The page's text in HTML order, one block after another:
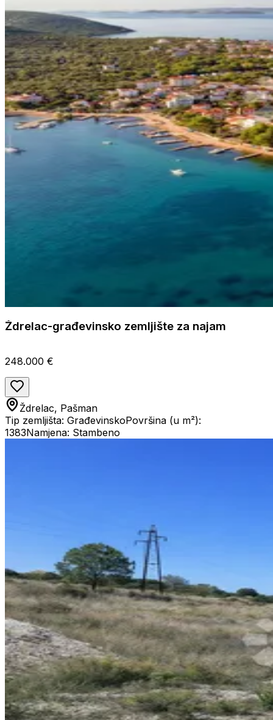
Ždrelac-građevinsko zemljište za najam
248.000 €
Ždrelac, Pašman
Tip zemljišta: GrađevinskoPovršina (u m²):
1383Namjena: Stambeno